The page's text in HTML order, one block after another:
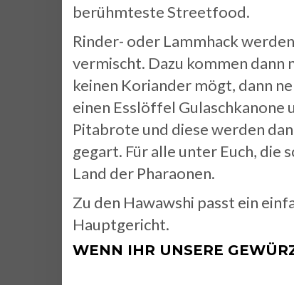
berühmteste Streetfood.
Rinder- oder Lammhack
vermischt. Dazu kommen dann
keinen Koriander mögt, dann
einen Esslöffel
Pitabrote und diese werden
gegart. Für alle unter Euch, die
Land der Pharaonen.
Zu den Hawawshi passt ein
Hauptgericht.
WENN IHR UNSERE